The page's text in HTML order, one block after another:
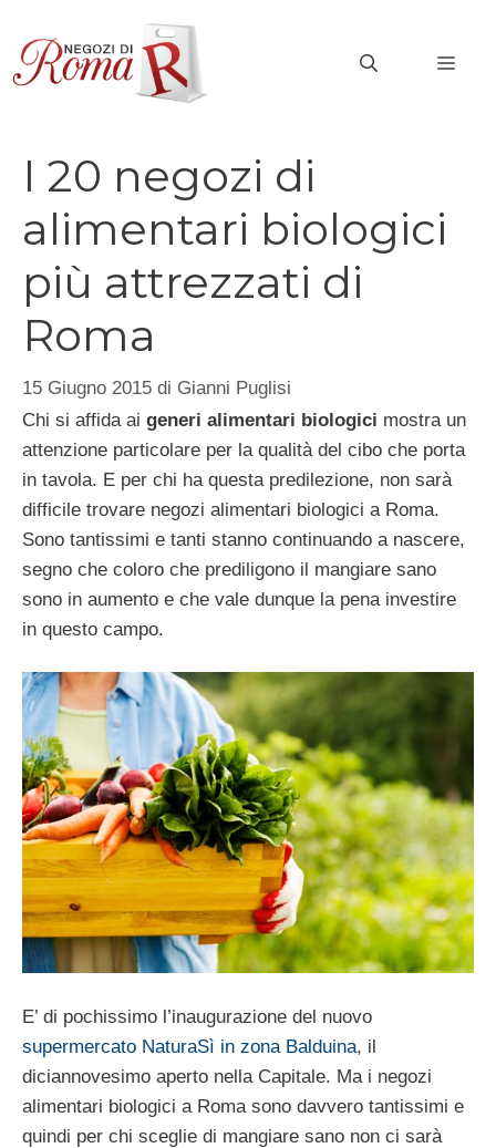
contenuto
I 20 negozi di
alimentari biologici
più attrezzati di
Roma
15 Giugno 2015 di Gianni Puglisi
Chi si affida ai generi alimentari biologici mostra un
attenzione particolare per la qualità del cibo che porta
in tavola. E per chi ha questa predilezione, non sarà
difficile trovare negozi alimentari biologici a Roma.
Sono tantissimi e tanti stanno continuando a nascere,
segno che coloro che prediligono il mangiare sano
sono in aumento e che vale dunque la pena investire
in questo campo.
E’ di pochissimo l’inaugurazione del nuovo
supermercato NaturaSì in zona Balduina, il
diciannovesimo aperto nella Capitale. Ma i negozi
alimentari biologici a Roma sono davvero tantissimi e
quindi per chi sceglie di mangiare sano non ci sarà